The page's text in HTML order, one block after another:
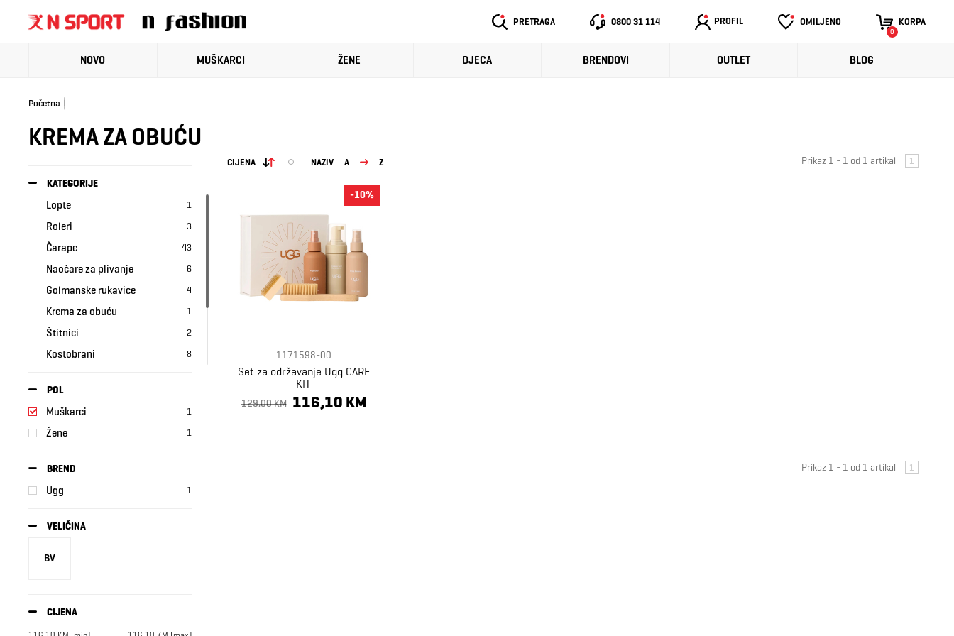
PRETRAGA 0800 31 114 PROFIL OMILJENO KORPA
0
NOVO MUŠKARCI ŽENE DJECA BRENDOVI OUTLET BLOG
Početna
KREMA ZA OBUĆU
KATEGORIJE
Lopte 1
Roleri 3
Čarape 43
Naočare za plivanje 6
Golmanske rukavice 4
Krema za obuću 1
Štitnici 2
Kostobrani 8
Boca za vodu
Kape za plivanje 5
Znojnice 1
POL
Muškarci 1
Žene 1
BREND
Ugg 1
VELIČINA
BV
CIJENA
CIJENA NAZIV A Z Prikaz 1 - 1 od 1 artikal 1
1171598-00
Set za održavanje Ugg CARE
KIT
129,00 KM 116,10 KM
-10%
Prikaz 1 - 1 od 1 artikal 1